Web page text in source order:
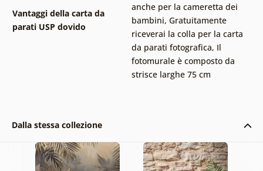
Vantaggi della carta da
parati USP dovido
anche per la cameretta dei
bambini, Gratuitamente
riceverai la colla per la carta
da parati fotografica, Il
fotomurale è composto da
strisce larghe 75 cm
Dalla stessa collezione